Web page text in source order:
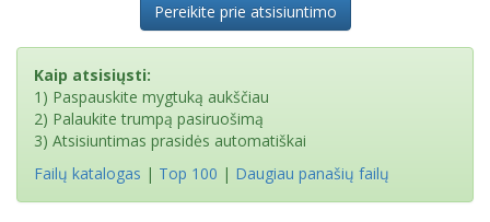
Pereikite prie atsisiuntimo
Kaip atsisiųsti:
1) Paspauskite mygtuką aukščiau
2) Palaukite trumpą pasiruošimą
3) Atsisiuntimas prasidės automatiškai
Failų katalogas | Top 100 | Daugiau panašių failų